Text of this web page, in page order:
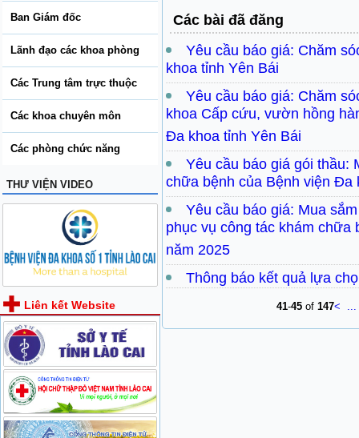
Ban Giám đốc
Lãnh đạo các khoa phòng
Các Trung tâm trực thuộc
Các khoa chuyên môn
Các phòng chức năng
THƯ VIỆN VIDEO
Liên kết Website
Các bài đã đăng
Yêu cầu báo giá: Chăm
khoa tỉnh Yên Bái
Yêu cầu báo giá: Chăm
khoa Cấp cứu, vườn hồng
Đa khoa tỉnh Yên Bái
Yêu cầu báo giá gói thầu:
chữa bệnh của Bệnh viện Đa
Yêu cầu báo giá: Mua
phục vụ công tác khám
năm 2025
Thông báo kết quả lựa
41-45of 147< ...